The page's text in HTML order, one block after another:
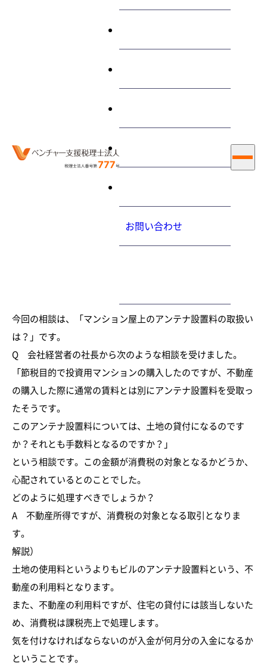
お問い合わせ
教えて！マンション屋上の
アンテナ設置料の取扱い
大内力の経営コラム2018.10.17（水）
大内力の経営コラム
士法人が創業した社長のよくある相談をお答え致します。
今回の相談は、「マンション屋上のアンテナ設置料の取扱い
は？」です。
Q 会社経営者の社長から次のような相談を受けました。
「節税目的で投資用マンションの購入したのですが、不動産
の購入した際に通常の賃料とは別にアンテナ設置料を受取っ
たそうです。
このアンテナ設置料については、土地の貸付になるのです
か？それとも手数料となるのですか？」
という相談です。この金額が消費税の対象となるかどうか、
心配されているとのことでした。
どのように処理すべきでしょうか？
A 不動産所得ですが、消費税の対象となる取引となりま
す。
解説）
土地の使用料というよりもビルのアンテナ設置料という、不
動産の利用料となります。
また、不動産の利用料ですが、住宅の貸付には該当しないた
め、消費税は課税売上で処理します。
気を付けなければならないのが入金が何月分の入金になるか
ということです。